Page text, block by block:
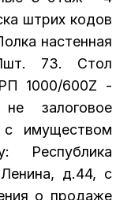
штрих кодов
настенная
73. Стол
1000/600Z -
залоговое
с имуществом
Республика
д.44, с
о продаже